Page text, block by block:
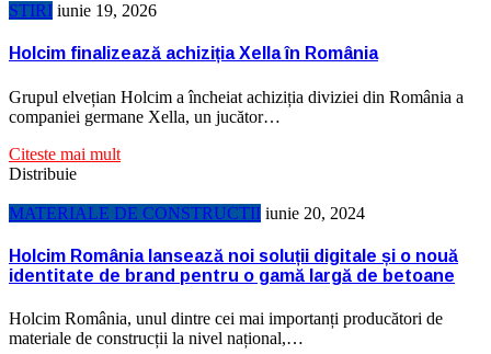
STIRI iunie 19, 2026
Holcim finalizează achiziția Xella în România
Grupul elvețian Holcim a încheiat achiziția diviziei din România a
companiei germane Xella, un jucător…
Citeste mai mult
Distribuie
MATERIALE DE CONSTRUCTII iunie 20, 2024
Holcim România lansează noi soluții digitale și o nouă
identitate de brand pentru o gamă largă de betoane
Holcim România, unul dintre cei mai importanți producători de
materiale de construcții la nivel național,…